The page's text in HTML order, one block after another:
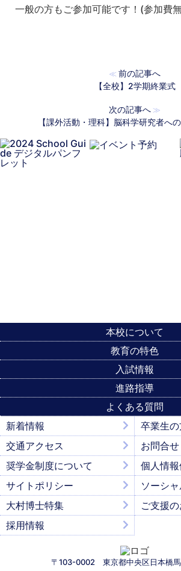
一般の方もご参加可能です！(参加費
≪ 前の記事へ
【全校】2学期終業式
次の記事へ ≫
【課外活動・理科】脳科学研究者へ
〒103-0002 東京都中央区日本橋
本校について
教育の特色
入試情報
進路指導
よくある質問
新着情報
卒業生
交通アクセス
お問合せ
奨学金制度について
個人情
サイトポリシー
ソーシ
大村博士特集
ご支援
採用情報